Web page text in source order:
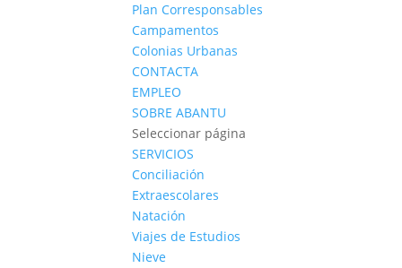
Plan Corresponsables
Campamentos
Colonias Urbanas
CONTACTA
EMPLEO
SOBRE ABANTU
Seleccionar página
SERVICIOS
Conciliación
Extraescolares
Natación
Viajes de Estudios
Nieve